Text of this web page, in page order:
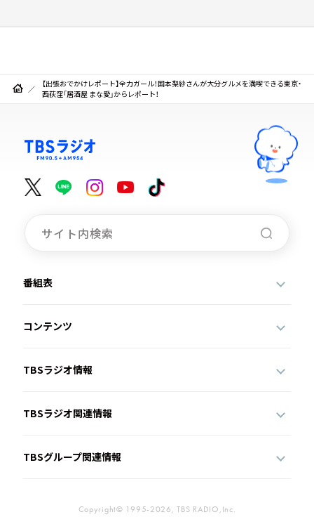
【出張おでかけレポート】全力ガール！国本梨紗さんが大分グルメを満喫できる東京・
西荻窪「居酒屋 まな愛」からレポート！
番組表
コンテンツ
TBSラジオ情報
TBSラジオ関連情報
TBSグループ関連情報
Copyright© 1995-2026, TBS RADIO,Inc.